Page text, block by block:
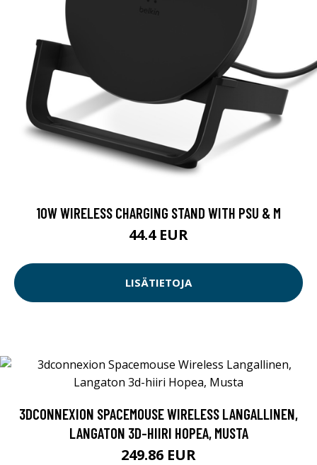
10W WIRELESS CHARGING STAND WITH PSU & M
44.4 EUR
LISÄTIETOJA
3DCONNEXION SPACEMOUSE WIRELESS LANGALLINEN,
LANGATON 3D-HIIRI HOPEA, MUSTA
249.86 EUR